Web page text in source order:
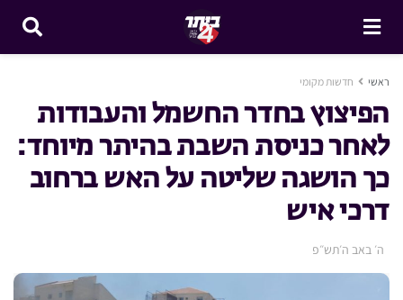
ראשי חדשות מקומי
הפיצוץ בחדר החשמל והעבודות
לאחר כניסת השבת בהיתר מיוחד:
כך הושגה שליטה על האש ברחוב
דרכי איש
ה׳ באב ה׳תש״פ